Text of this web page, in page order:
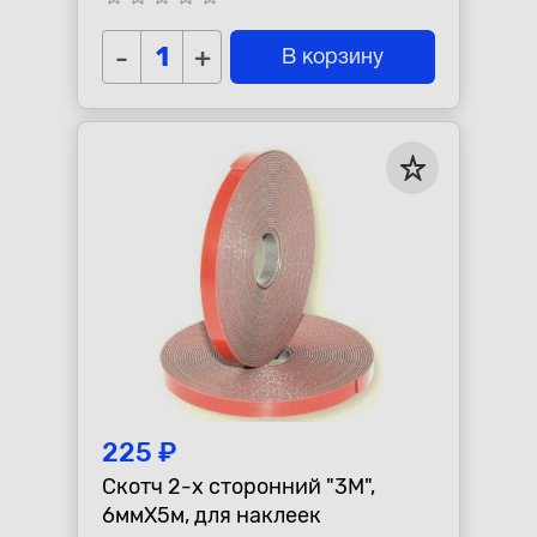
- + В корзину
225 ₽
Скотч 2-х сторонний "3М",
6ммХ5м, для наклеек